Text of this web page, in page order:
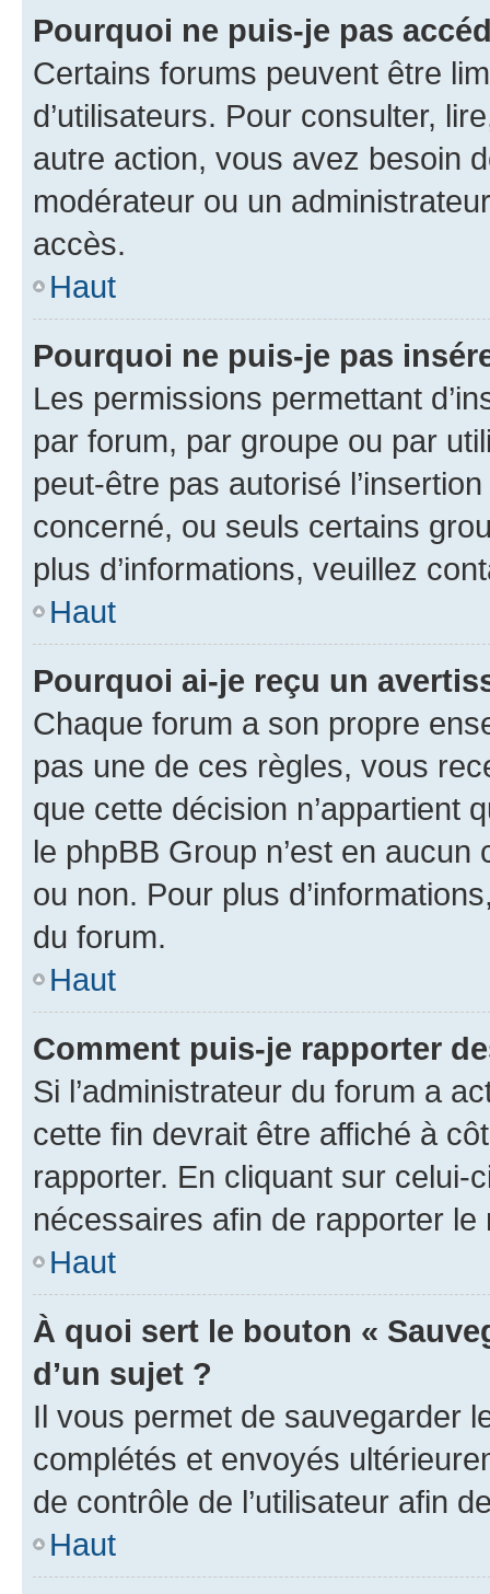
Pourquoi ne puis-je pas
Certains forums peuvent être
d’utilisateurs. Pour consulter,
autre action, vous avez besoin
modérateur ou un
accès.
Haut
Pourquoi ne puis-je pas
Les permissions permettant
par forum, par groupe ou par
peut-être pas autorisé
concerné, ou seuls certains
plus d’informations, veuillez
Haut
Pourquoi ai-je reçu un
Chaque forum a son propre
pas une de ces règles, vous
que cette décision n’appartient
le phpBB Group n’est en
ou non. Pour plus
du forum.
Haut
Comment puis-je rapporter
Si l’administrateur du forum a
cette fin devrait être affiché à
rapporter. En cliquant sur
nécessaires afin de rapporter le
Haut
À quoi sert le bouton «
d’un sujet ?
Il vous permet de sauvegarder
complétés et envoyés
de contrôle de l’utilisateur afin
Haut